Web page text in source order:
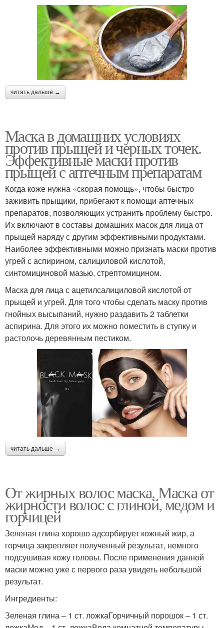
читать дальше →
Маска в домашних условиях
против прыщей и черных точек.
Эффективные маски против
прыщей с аптечным препаратам
Когда коже нужна «скорая помощь», чтобы быстро
заживить прыщики, прибегают к помощи аптечных
препаратов, позволяющих устранить проблему быстро.
Их включают в составы домашних масок для лица от
прыщей наряду с другим эффективными продуктами.
Наиболее эффективными можно признать маски против
угрей с аспирином, салициловой кислотой,
синтомициновой мазью, стрептомицином.
Маска для лица с ацетилсалициловой кислотой от
прыщей и угрей. Для того чтобы сделать маску против
гнойных высыпаний, нужно раздавить 2 таблетки
аспирина. Для этого их можно поместить в ступку и
растолочь деревянным пестиком.
читать дальше →
От жирных волос маска. Маска от
жирности волос с глиной, медом и
горчицей
Зеленая глина хорошо адсорбирует кожный жир, а
горчица закрепляет полученный результат, немного
подсушивая кожу головы. После применения данной
маски можно уже с первого раза увидеть небольшой
результат.
Ингредиенты:
Зеленая глина – 1 ст. ложкаГорчичный порошок – 1 ст.